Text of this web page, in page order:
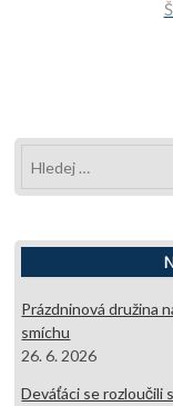
Prázdninová družina
smíchu
26. 6. 2026
Deváťáci se rozloučili